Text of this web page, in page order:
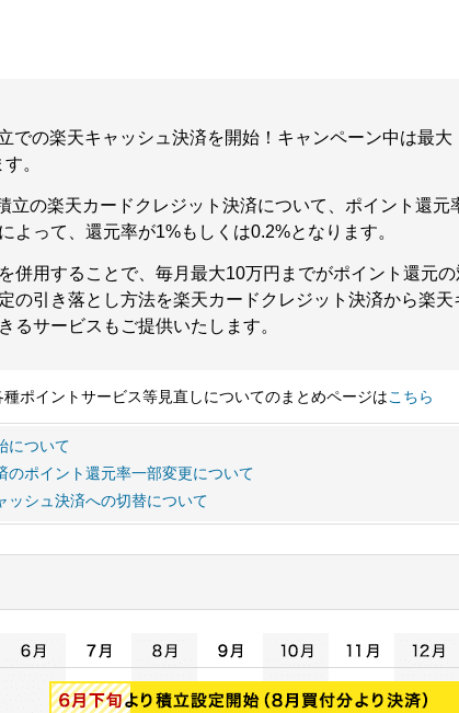
での楽天キャッシュ決済を開始！キャンペーン中は最大
。
立の楽天カードクレジット決済について、ポイント還元
よって、還元率が1%もしくは0.2%となります。
併用することで、毎月最大10万円までがポイント還元の
の引き落とし方法を楽天カードクレジット決済から楽天
るサービスもご提供いたします。
ポイントサービス等見直しについてのまとめページはこちら
について
ポイント還元率一部変更について
ッシュ決済への切替について